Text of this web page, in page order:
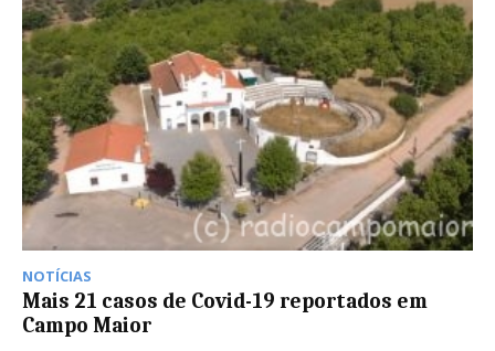
NOTÍCIAS
Mais 21 casos de Covid-19 reportados em
Campo Maior